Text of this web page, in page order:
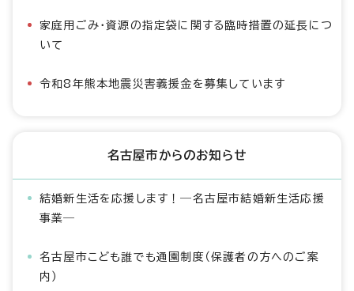
家庭用ごみ・資源の指定袋に関する臨時措置の延長につ
いて
令和8年熊本地震災害義援金を募集しています
名古屋市からのお知らせ
結婚新生活を応援します！―名古屋市結婚新生活応援
事業―
名古屋市こども誰でも通園制度（保護者の方へのご案
内）